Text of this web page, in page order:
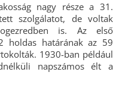
nagy része a 31.
szolgálatot, de voltak
is. Az első
holdas határának az 59
1930-ban például
napszámos élt a